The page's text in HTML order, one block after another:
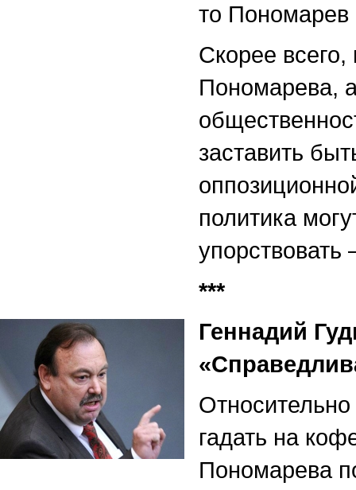
то Пономарев
Скорее
Пономарева,
заставить
политика
***
Геннадий
Относительно
гадать на
Пономарева